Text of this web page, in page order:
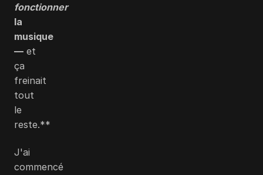
fonctionner
la
musique
— et
ça
freinait
tout
le
reste.**
J'ai
commencé